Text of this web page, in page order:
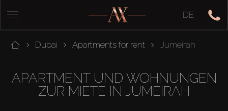
DE
Dubai Apartments for rent Jumeirah
APARTMENT UND WOHNUNGEN
ZUR MIETE IN JUMEIRAH